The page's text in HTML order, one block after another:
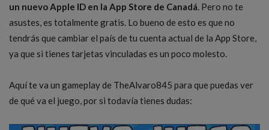
un nuevo Apple ID en la App Store de Canadá. Pero no te
asustes, es totalmente gratis. Lo bueno de esto es que no
tendrás que cambiar el país de tu cuenta actual de la App Store,
ya que si tienes tarjetas vinculadas es un poco molesto.
Aquí te va un gameplay de TheAlvaro845 para que puedas ver
de qué va el juego, por si todavía tienes dudas: